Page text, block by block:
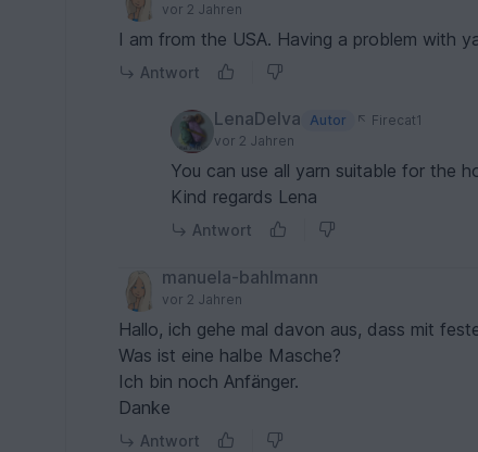
vor 2 Jahren
Antwort
LenaDelva Autor
Firecat1
vor 2 Jahren
You can use all yarn suitable for the
Kind regards Lena
Antwort
manuela-bahlmann
vor 2 Jahren
Hallo, ich gehe mal davon aus, dass mit
Was ist eine halbe Masche?
Ich bin noch Anfänger.
Danke
Antwort